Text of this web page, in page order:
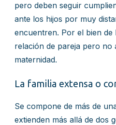
pero deben seguir
ante los hijos por muy
encuentren. Por el bien de
relación de pareja pero no
maternidad.
La familia extensa o
Se compone de más de
extienden más allá de dos